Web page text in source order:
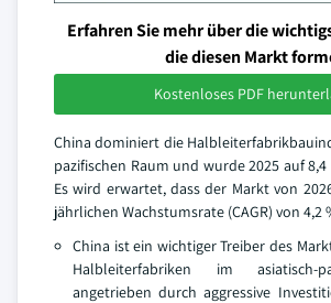
Erfahren Sie mehr über die
die diesen Markt
Kostenloses PDF
China dominiert die
pazifischen Raum und wurde 2025 auf
Es wird erwartet, dass der Markt von
jährlichen Wachstumsrate (CAGR) von 4,2
China ist ein wichtiger Treiber des
Halbleiterfabriken im asiatisch-
angetrieben durch aggressive